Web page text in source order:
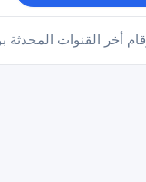
أخر القنوات المحدثة